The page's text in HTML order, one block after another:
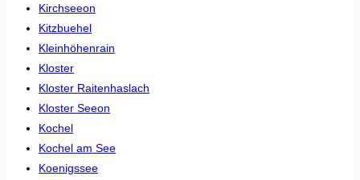
Kirchseeon
Kitzbuehel
Kleinhöhenrain
Kloster
Kloster Raitenhaslach
Kloster Seeon
Kochel
Kochel am See
Koenigssee